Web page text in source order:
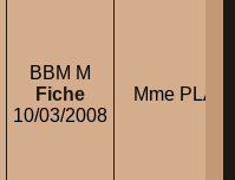
BBM M
Fiche
10/03/2008
Mme